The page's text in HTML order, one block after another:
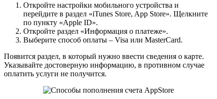
Откройте настройки мобильного устройства и
перейдите в раздел «iTunes Store, App Store». Щелкните
по пункту «Apple ID».
Откройте раздел «Информация о платеже».
Выберите способ оплаты – Visa или MasterCard.
Появится раздел, в который нужно ввести сведения о карте.
Указывайте достоверную информацию, в противном случае
оплатить услуги не получится.